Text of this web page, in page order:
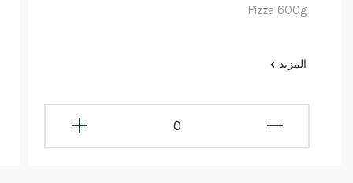
Pizza 600g
المزيد
0